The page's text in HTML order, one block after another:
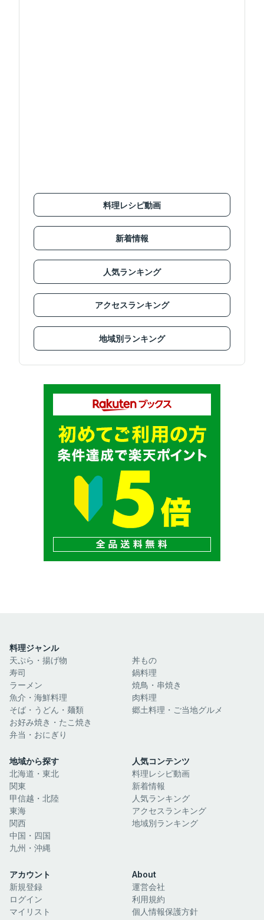
料理レシピ動画
新着情報
人気ランキング
アクセスランキング
地域別ランキング
料理ジャンル
天ぷら・揚げ物
寿司
ラーメン
魚介・海鮮料理
そば・うどん・麺類
お好み焼き・たこ焼き
弁当・おにぎり
丼もの
鍋料理
焼鳥・串焼き
肉料理
郷土料理・ご当地グルメ
地域から探す
北海道・東北
関東
甲信越・北陸
東海
関西
中国・四国
九州・沖縄
人気コンテンツ
料理レシピ動画
新着情報
人気ランキング
アクセスランキング
地域別ランキング
アカウント
新規登録
ログイン
マイリスト
About
運営会社
利用規約
個人情報保護方針